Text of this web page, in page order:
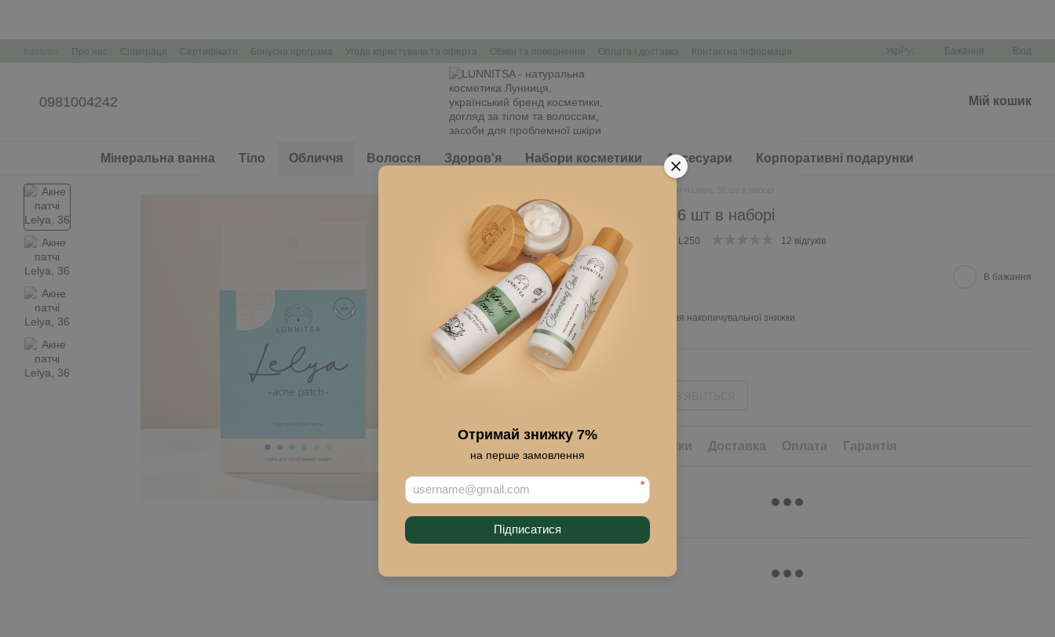
Отримай знижку 7%
на перше замовлення
*
Підписатися
Про нас Співпраця Сертифікати Бонусна програма Угода користувача та оферта Обмін та повернення Оплата і доставка
Контактна інформація
Укр Бажання Вхід
0981004242 Мій кошик
Мінеральна ванна Тіло Обличчя Волосся Здоров'я Набори косметики Аксесуари Корпоративні подарунки
Акне патчі Lelya, 36 шт в наборі
Немає в наявності Артикул: L250 12 відгуків
225 грн В бажання
% Ввійти для відображення накопичувальної знижки
Опис Характеристики Доставка Оплата Гарантія